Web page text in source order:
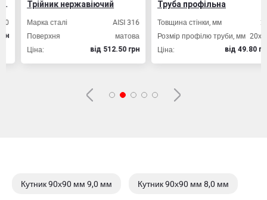
Трійник нержавіючий
Марка сталі
AISI 316
Поверхня
матова
Ціна:
вiд 512.50 грн
Труба профільна
Товщина стінки, мм
Розмір профілю труби, мм 20х20
Ціна:
вiд 49.80 грн
Кутник 90х90 мм 9,0 мм Кутник 90х90 мм 8,0 мм